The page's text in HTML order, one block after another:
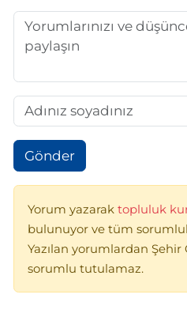
Gönder
Yorum yazarak topluluk
bulunuyor ve tüm
Yazılan yorumlardan
sorumlu tutulamaz.